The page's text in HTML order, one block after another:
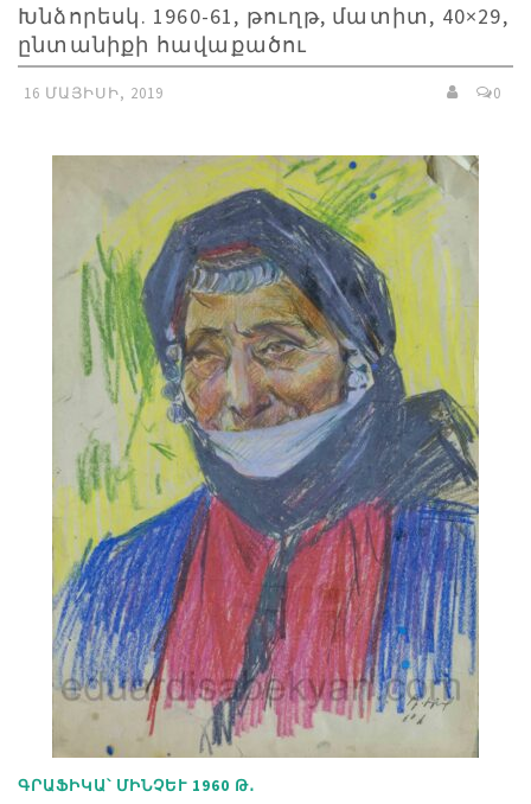
Խնձորեսկ. 1960-61, թուղթ, մատիտ, 40×29,
ընտանիքի հավաքածու
16 ՄԱՅԻՍԻ, 2019 0
ԳՐԱՖԻԿԱ՝ ՄԻՆՉԵՒ 1960 Թ․